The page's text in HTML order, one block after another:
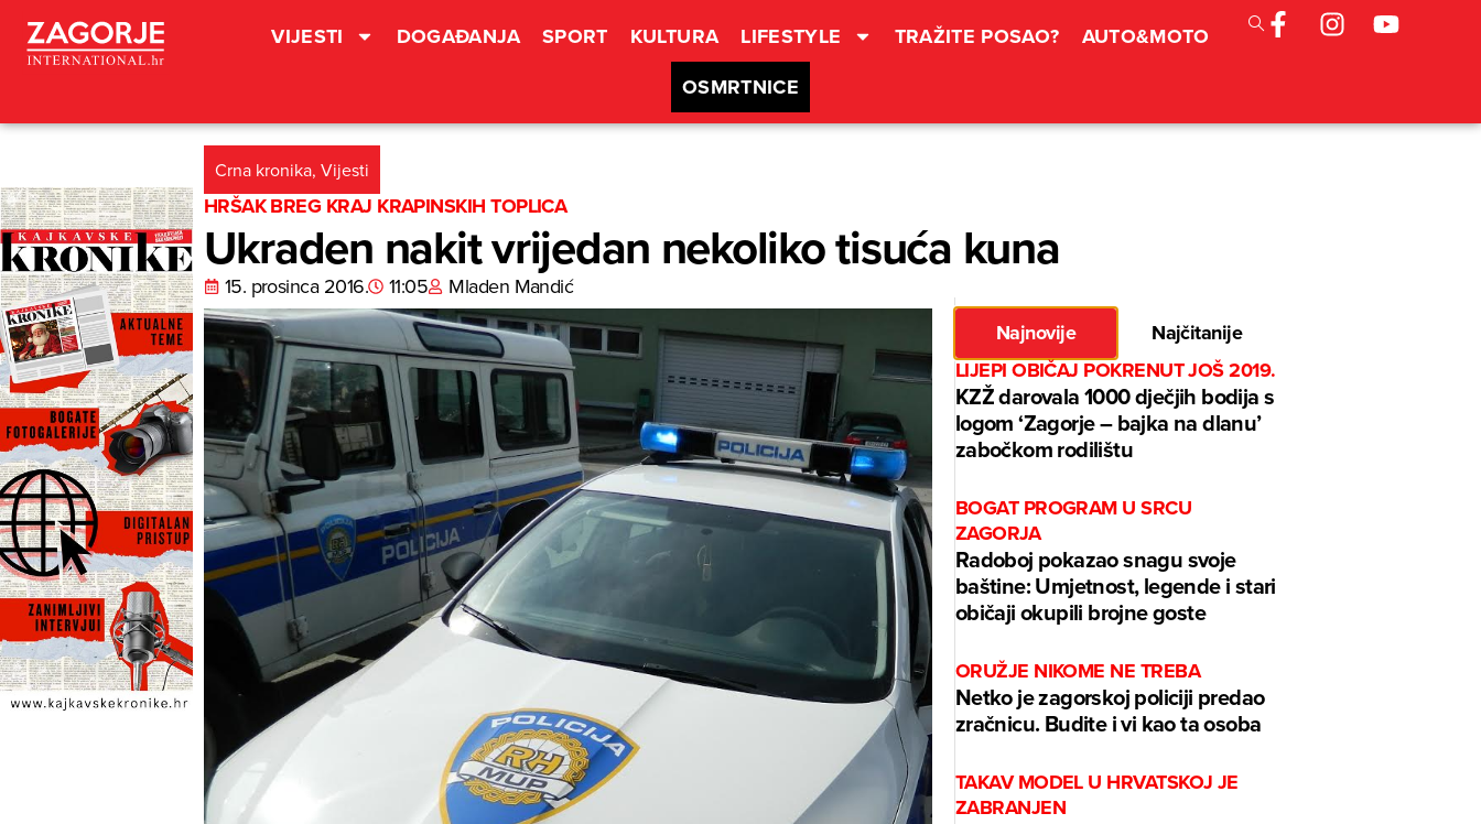
VIJESTI DOGAĐANJA SPORT KULTURA LIFESTYLE TRAŽITE POSAO?
AUTO&MOTO
OSMRTNICE
Crna kronika, Vijesti
HRŠAK BREG KRAJ KRAPINSKIH TOPLICA
Ukraden nakit vrijedan nekoliko tisuća kuna
15. prosinca 2016. 11:05 Mladen Mandić
Najnovije
Najčitanije
LIJEPI OBIČAJ POKRENUT JOŠ 2019.
KZŽ darovala 1000 dječjih bodija s
logom ‘Zagorje – bajka na dlanu’
zabočkom rodilištu
BOGAT PROGRAM U SRCU
ZAGORJA
Radoboj pokazao snagu svoje
baštine: Umjetnost, legende i stari
običaji okupili brojne goste
ORUŽJE NIKOME NE TREBA
Netko je zagorskoj policiji predao
zračnicu. Budite i vi kao ta osoba
TAKAV MODEL U HRVATSKOJ JE
ZABRANJEN